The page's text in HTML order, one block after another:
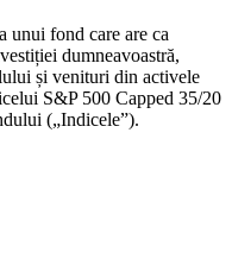
unui fond care are ca
dumneavoastră,
și venituri din activele
S&P 500 Capped 35/20
(„Indicele”).